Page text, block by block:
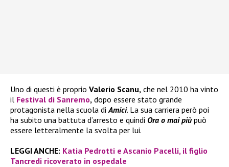
Uno di questi è proprio Valerio Scanu, che nel 2010 ha vinto
il Festival di Sanremo, dopo essere stato grande
protagonista nella scuola diAmici. La sua carriera però poi
ha subito una battuta d’arresto e quindi Ora o mai piùpuò
essere letteralmente la svolta per lui.
LEGGI ANCHE: Katia Pedrotti e Ascanio Pacelli, il figlio
Tancredi ricoverato in ospedale